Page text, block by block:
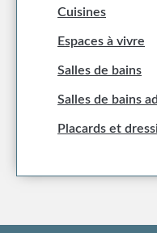
Cuisines
Espaces à vivre
Salles de bains
Salles de bains
Placards et